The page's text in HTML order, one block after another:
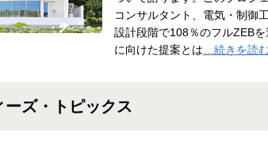
コンサルタント、電気・制御
設計段階で108％のフルZEB
に向けた提案とは …続きを読
ズ・トピックス